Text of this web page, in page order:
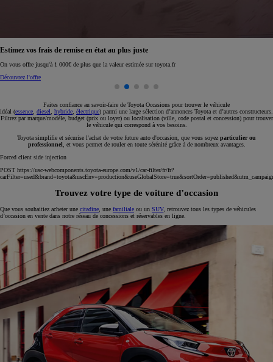
Estimez vos frais de remise en état au plus juste
On vous offre jusqu'à 1 000€ de plus que la valeur estimée sur toyota.fr
Découvrez l'offre
Faites confiance au savoir-faire de Toyota Occasions pour trouver le véhicule
idéal (essence, diesel, hybride, électrique) parmi une large sélection d’annonces Toyota et d’autres constructeurs.
Filtrez par marque/modèle, budget (prix ou loyer) ou localisation (ville, code postal et concession) pour trouver
le véhicule qui correspond à vos besoins.
Toyota simplifie et sécurise l'achat de votre future auto d'occasion, que vous soyez particulier ou
professionnel, et vous permet de rouler en toute sérénité grâce à de nombreux avantages.
Forced client side injection
POST https://usc-webcomponents.toyota-europe.com/v1/car-filter/fr/fr?
Trouvez votre type de voiture d’occasion
Que vous souhaitiez acheter une citadine, une familiale ou un SUV, retrouvez tous les types de véhicules
d’occasion en vente dans notre réseau de concessions et réservables en ligne.